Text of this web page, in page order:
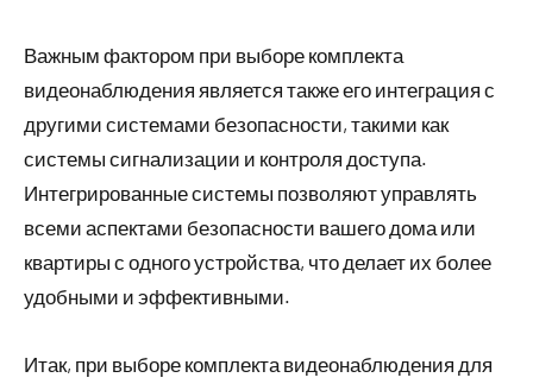
Важным фактором при выборе комплекта
видеонаблюдения является также его интеграция с
другими системами безопасности, такими как
системы сигнализации и контроля доступа.
Интегрированные системы позволяют управлять
всеми аспектами безопасности вашего дома или
квартиры с одного устройства, что делает их более
удобными и эффективными.
Итак, при выборе комплекта видеонаблюдения для